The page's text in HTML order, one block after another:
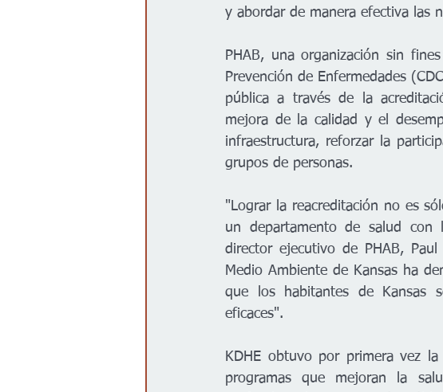
y abordar de manera efectiva las
PHAB, una organización sin
Prevención de Enfermedades
pública a través de la
mejora de la calidad y el
infraestructura, reforzar la
grupos de personas.
"Lograr la reacreditación no es
un departamento de salud con
director ejecutivo de PHAB,
Medio Ambiente de Kansas ha
que los habitantes de Kansas
eficaces".
KDHE obtuvo por primera vez
programas que mejoran la